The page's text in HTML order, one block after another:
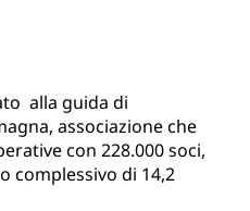
alla guida di
associazione che
con 228.000 soci,
complessivo di 14,2